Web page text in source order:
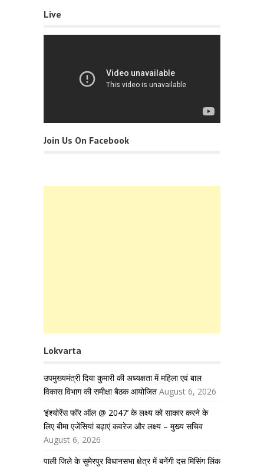
Live
Join Us On Facebook
Lokvarta
उपमुख्यमंत्री दिया कुमारी की अध्यक्षता में महिला एवं बाल
विकास विभाग की समीक्षा बैठक आयोजित August 6, 2026
‘इंश्योरेंस फॉर ऑल @ 2047’ के लक्ष्य को साकार करने के
लिए बीमा एजेंसियां बढ़ाएं कवरेज और लक्ष्य – मुख्य सचिव
August 6, 2026
पाली जिले के सुमेरपुर विधानसभा क्षेत्र में बनेंगी दस मिसिंग लिंक